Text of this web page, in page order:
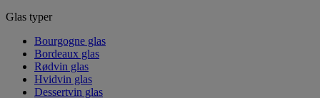
Glas typer
Bourgogne glas
Bordeaux glas
Rødvin glas
Hvidvin glas
Dessertvin glas